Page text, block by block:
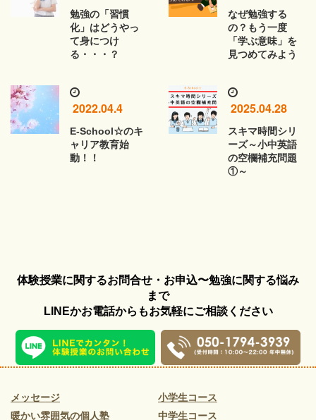
勉強の「習慣
化」はどうやっ
て身につけ
る・・・？
なぜ勉強する
の？もう一度
「学ぶ意味」を
見つめてみよう
2022.04.4
E-School☆のキ
ャリア教育始
動！！
2025.04.28
スキマ時間シリ
ーズ～小中英語
の空欄補充問題
①～
体験授業に関するお問合せ・お申込〜勉強に関する悩み
まで
LINEかお電話からもお気軽にご相談ください
メッセージ
暖かい雰囲気の個人塾
小学生コース
中学生コース